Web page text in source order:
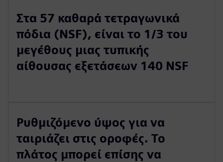
Στα 57 καθαρά τετραγωνικά
πόδια (NSF), είναι το 1/3 του
μεγέθους μιας τυπικής
αίθουσας εξετάσεων 140 NSF
Ρυθμιζόμενο ύψος για να
ταιριάζει στις οροφές. Το
πλάτος μπορεί επίσης να